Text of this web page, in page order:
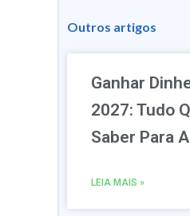
Outros artigos
Ganhar
2027: Tudo
Saber Para
LEIA MAIS »